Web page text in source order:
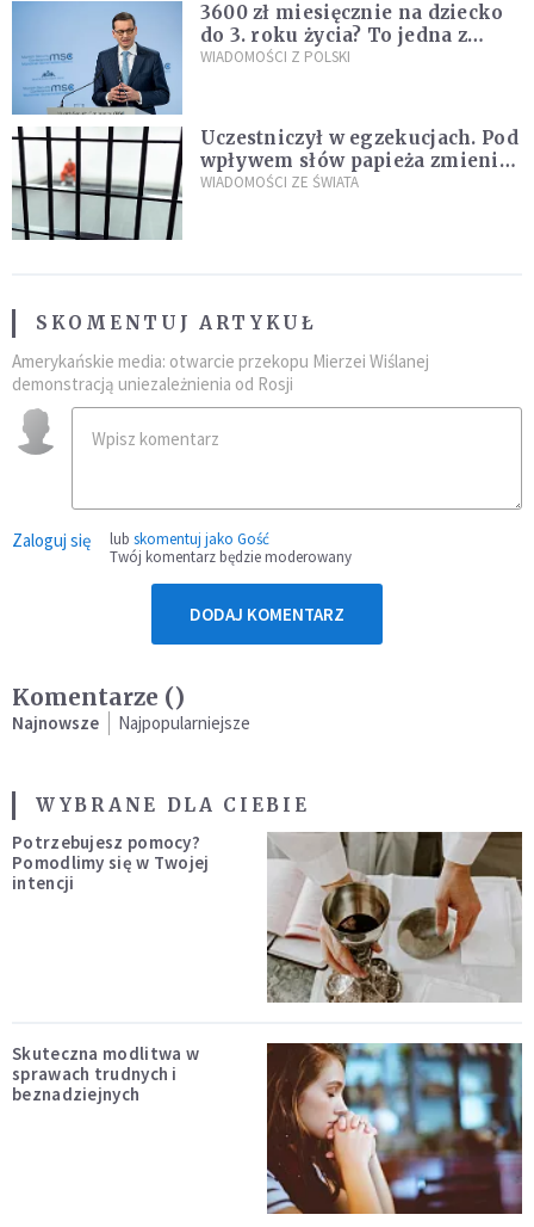
3600 zł miesięcznie na dziecko
do 3. roku życia? To jedna z
propozycji programu "Rozwój
WIADOMOŚCI Z POLSKI
Uczestniczył w egzekucjach. Pod
wpływem słów papieża zmienił
zdanie
WIADOMOŚCI ZE ŚWIATA
SKOMENTUJ ARTYKUŁ
Amerykańskie media: otwarcie przekopu Mierzei Wiślanej
demonstracją uniezależnienia od Rosji
Zaloguj się lub skomentuj jako Gość
Twój komentarz będzie moderowany
DODAJ KOMENTARZ
Komentarze ()
Najnowsze Najpopularniejsze
WYBRANE DLA CIEBIE
Potrzebujesz pomocy?
Pomodlimy się w Twojej
intencji
Skuteczna modlitwa w
sprawach trudnych i
beznadziejnych